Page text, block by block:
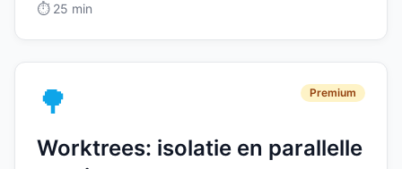
⏱️ 25 min
🌳 Premium
Worktrees: isolatie en parallelle